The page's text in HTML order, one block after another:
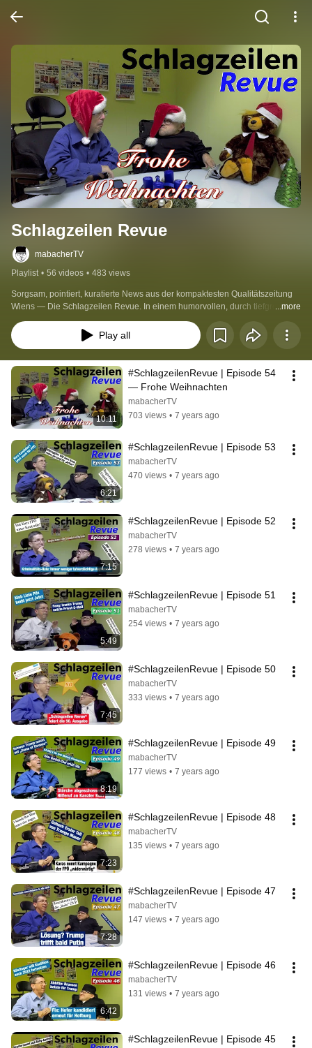
Schlagzeilen Revue
mabacherTV
Playlist • 56 videos • 483 views
Sorgsam, pointiert, kuratierte News aus der kompaktesten Qualitätszeitung
Wiens — Die Schlagzeilen Revue. In einem humorvollen, durch tiefgreifende
Hintergrundrecherche angereicherten, wöchentlichen Rückblick
präsentieren Martin und Martin die politisch und gesellschaftlich
relevantesten Nachrichten aus der Heute.
...more
Play all
10:11
#SchlagzeilenRevue | Episode 54
— Frohe Weihnachten
mabacherTV
703 views • 7 years ago
6:21
#SchlagzeilenRevue | Episode 53
mabacherTV
470 views • 7 years ago
7:15
#SchlagzeilenRevue | Episode 52
mabacherTV
278 views • 7 years ago
5:49
#SchlagzeilenRevue | Episode 51
mabacherTV
254 views • 7 years ago
7:45
#SchlagzeilenRevue | Episode 50
mabacherTV
333 views • 7 years ago
8:19
#SchlagzeilenRevue | Episode 49
mabacherTV
177 views • 7 years ago
7:23
#SchlagzeilenRevue | Episode 48
mabacherTV
135 views • 7 years ago
7:28
#SchlagzeilenRevue | Episode 47
mabacherTV
147 views • 7 years ago
6:42
#SchlagzeilenRevue | Episode 46
mabacherTV
131 views • 7 years ago
#SchlagzeilenRevue | Episode 45